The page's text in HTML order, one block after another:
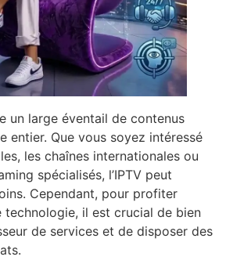
un large éventail de contenus
entier. Que vous soyez intéressé
les chaînes internationales ou
spécialisés, l’IPTV peut
Cependant, pour profiter
technologie, il est crucial de bien
de services et de disposer des